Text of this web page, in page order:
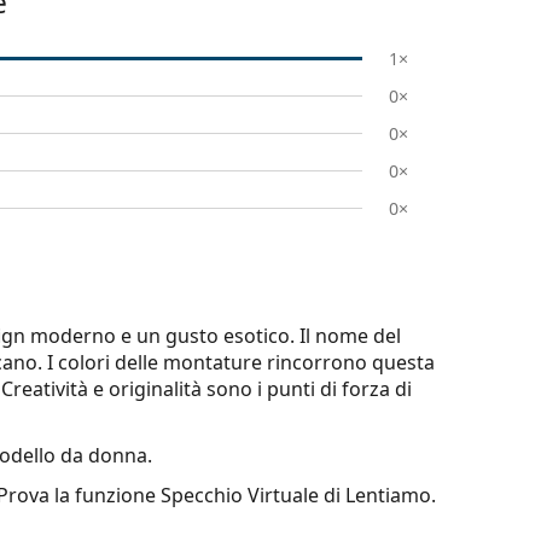
1×
0×
0×
0×
0×
moderno e un gusto esotico. Il nome del
I colori delle montature rincorrono questa
e originalità sono i punti di forza di
da donna.
la funzione Specchio Virtuale di Lentiamo.